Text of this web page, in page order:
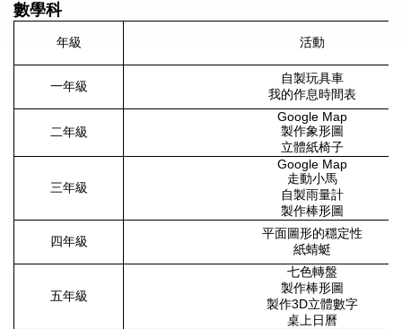
數學科
年級 活動
一年級
自製玩具車
我的作息時間表
二年級
Google Map
製作象形圖
立體紙椅子
三年級
Google Map
走動小馬
自製雨量計
製作棒形圖
四年級
平面圖形的穩定性
紙蜻蜓
五年級
七色轉盤
製作棒形圖
製作3D立體數字
桌上日曆